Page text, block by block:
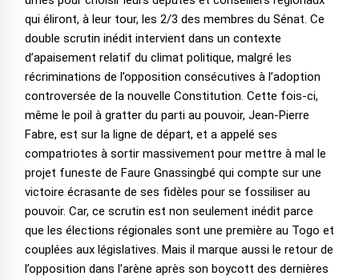
qui éliront, à leur tour, les 2/3 des membres du Sénat. Ce
double scrutin inédit intervient dans un contexte
d’apaisement relatif du climat politique, malgré les
récriminations de l’opposition consécutives à l’adoption
controversée de la nouvelle Constitution. Cette fois-ci,
même le poil à gratter du parti au pouvoir, Jean-Pierre
Fabre, est sur la ligne de départ, et a appelé ses
compatriotes à sortir massivement pour mettre à mal le
projet funeste de Faure Gnassingbé qui compte sur une
victoire écrasante de ses fidèles pour se fossiliser au
pouvoir. Car, ce scrutin est non seulement inédit parce
que les élections régionales sont une première au Togo et
couplées aux législatives. Mais il marque aussi le retour de
l’opposition dans l’arène après son boycott des dernières